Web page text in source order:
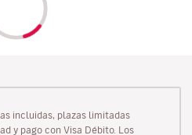
incluidas, plazas limitadas
y pago con Visa Débito. Los